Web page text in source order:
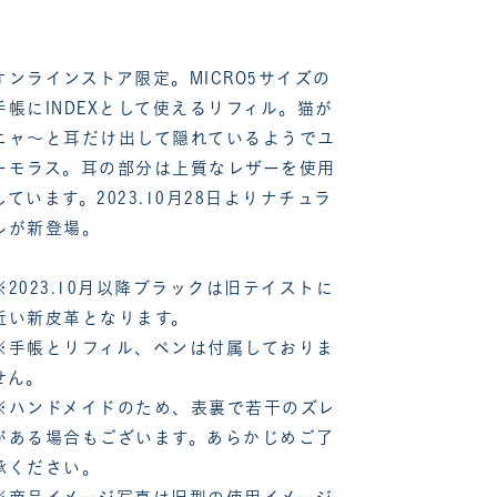
ンラインストア限定。MICRO5サイズの
帳にINDEXとして使えるリフィル。猫が
ャ～と耳だけ出して隠れているようでユ
モラス。耳の部分は上質なレザーを使用
ています。2023.10月28日よりナチュラ
が新登場。
月以降ブラックは旧テイストに
い新皮革となります。
帳とリフィル、ペンは付属しておりま
ん。
ンドメイドのため、表裏で若干のズレ
ある場合もございます。あらかじめご了
ください。